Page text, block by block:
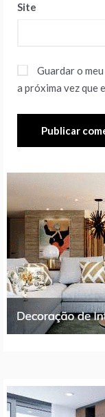
Site
Guardar o
a próxima vez que